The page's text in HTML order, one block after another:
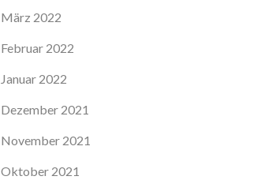
März 2022
Februar 2022
Januar 2022
Dezember 2021
November 2021
Oktober 2021